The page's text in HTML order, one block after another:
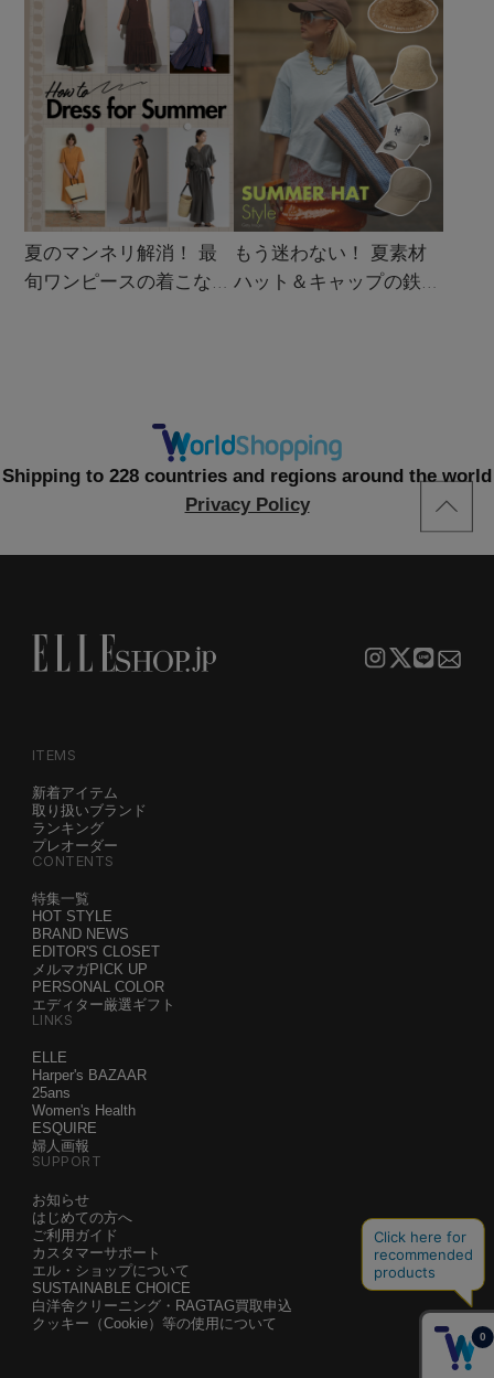
夏のマンネリ解消！ 最
旬ワンピースの着こなし
もう迷わない！ 夏素材
ハット＆キャップの鉄板
Shipping to 228 countries and regions around the world
Privacy Policy
ITEMS
新着アイテム
取り扱いブランド
ランキング
プレオーダー
CONTENTS
特集一覧
HOT STYLE
BRAND NEWS
EDITOR'S CLOSET
メルマガPICK UP
PERSONAL COLOR
エディター厳選ギフト
LINKS
ELLE
Harper's BAZAAR
25ans
Women's Health
ESQUIRE
婦人画報
SUPPORT
お知らせ
はじめての方へ
ご利用ガイド
カスタマーサポート
エル・ショップについて
SUSTAINABLE CHOICE
白洋舍クリーニング・RAGTAG買取申込
クッキー（Cookie）等の使用について